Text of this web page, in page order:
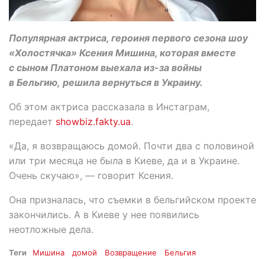
Популярная актриса, героиня первого сезона шоу
«Холостячка» Ксения Мишина, которая вместе
с сыном Платоном выехала из-за войны
в Бельгию, решила вернуться в Украину.
Об этом актриса рассказала в Инстаграм,
передает showbiz.fakty.ua.
«Да, я возвращаюсь домой. Почти два с половиной
или три месяца не была в Киеве, да и в Украине.
Очень скучаю», — говорит Ксения.
Она призналась, что съемки в бельгийском проекте
закончились. А в Киеве у нее появились
неотложные дела.
Теги Мишина домой Возвращение Бельгия